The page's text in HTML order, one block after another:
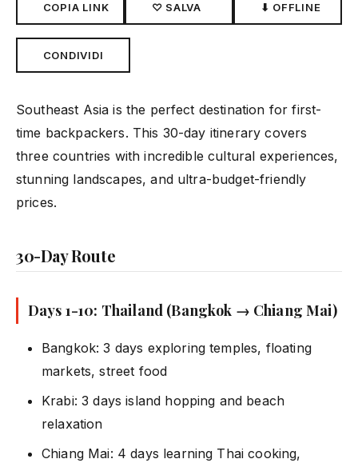
COPIA LINK ♡ SALVA ⬇ OFFLINE
CONDIVIDI
Southeast Asia is the perfect destination for first-
time backpackers. This 30-day itinerary covers
three countries with incredible cultural experiences,
stunning landscapes, and ultra-budget-friendly
prices.
30-Day Route
Days 1-10: Thailand (Bangkok → Chiang Mai)
Bangkok: 3 days exploring temples, floating
markets, street food
Krabi: 3 days island hopping and beach
relaxation
Chiang Mai: 4 days learning Thai cooking,